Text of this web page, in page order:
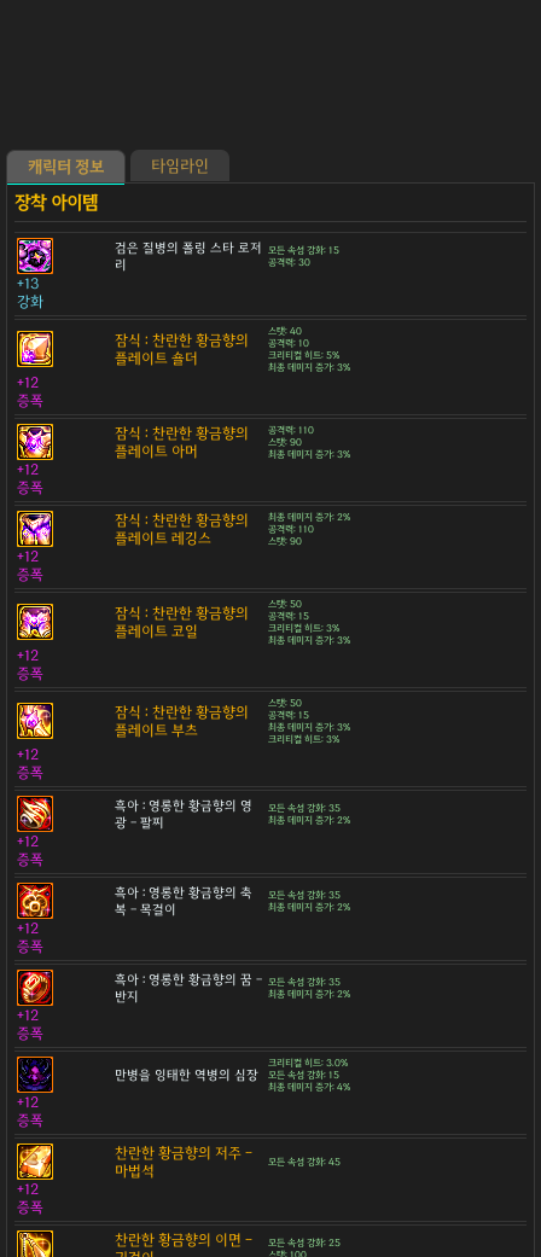
캐릭터 정보 타임라인
검은 질병의 폴링 스타 로저
리
모든 속성 강화: 15
공격력: 30
+13
강화
잠식 : 찬란한 황금향의
플레이트 숄더
스탯: 40
공격력: 10
크리티컬 히트: 5%
최종 데미지 증가: 3%
+12
증폭
잠식 : 찬란한 황금향의
플레이트 아머
공격력: 110
스탯: 90
최종 데미지 증가: 3%
+12
증폭
잠식 : 찬란한 황금향의
플레이트 레깅스
최종 데미지 증가: 2%
공격력: 110
스탯: 90
+12
증폭
잠식 : 찬란한 황금향의
플레이트 코일
스탯: 50
공격력: 15
크리티컬 히트: 3%
최종 데미지 증가: 3%
+12
증폭
잠식 : 찬란한 황금향의
플레이트 부츠
스탯: 50
공격력: 15
최종 데미지 증가: 3%
크리티컬 히트: 3%
+12
증폭
흑아 : 영롱한 황금향의 영
광 - 팔찌
모든 속성 강화: 35
최종 데미지 증가: 2%
+12
증폭
흑아 : 영롱한 황금향의 축
복 - 목걸이
모든 속성 강화: 35
최종 데미지 증가: 2%
+12
증폭
흑아 : 영롱한 황금향의 꿈 -
반지
모든 속성 강화: 35
최종 데미지 증가: 2%
+12
증폭
만병을 잉태한 역병의 심장
크리티컬 히트: 3.0%
모든 속성 강화: 15
최종 데미지 증가: 4%
+12
증폭
찬란한 황금향의 저주 -
마법석
모든 속성 강화: 45
+12
증폭
찬란한 황금향의 이면 -
모든 속성 강화: 25
스탯: 100